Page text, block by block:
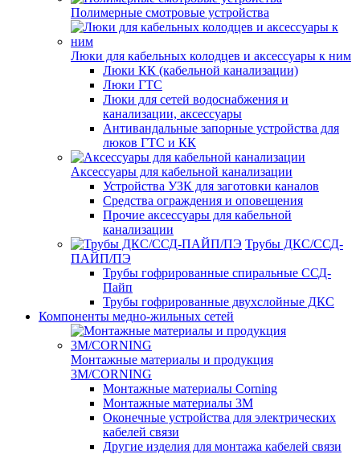
Полимерные смотровые устройства
Люки для кабельных колодцев и аксессуары к ним
Люки КК (кабельной канализации)
Люки ГТС
Люки для сетей водоснабжения и
канализации, аксессуары
Антивандальные запорные устройства для
люков ГТС и КК
Аксессуары для кабельной канализации
Устройства УЗК для заготовки каналов
Средства ограждения и оповещения
Прочие аксессуары для кабельной
канализации
Трубы ДКС/ССД-
ПАЙП/ПЭ
Трубы гофрированные спиральные ССД-
Пайп
Трубы гофрированные двухслойные ДКС
Компоненты медно-жильных сетей
Монтажные материалы и продукция
3M/CORNING
Монтажные материалы Corning
Монтажные материалы 3M
Оконечные устройства для электрических
кабелей связи
Другие изделия для монтажа кабелей связи